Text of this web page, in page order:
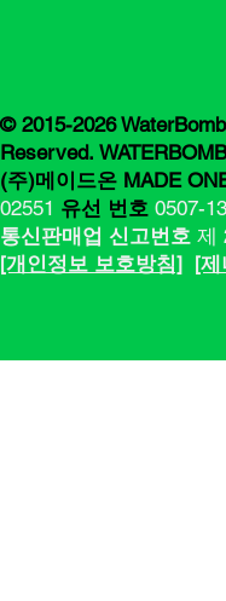
© 2015-2026
Reserved.
(주)메이드온 MADE
02551 유선 번호 0507-
통신판매업 신고번호 제
[​​개인정보 보호방침] [